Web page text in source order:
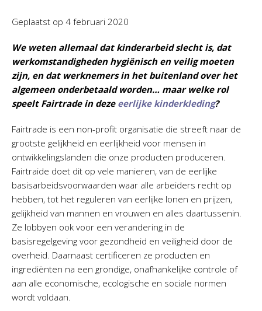
Geplaatst op 4 februari 2020
We weten allemaal dat kinderarbeid slecht is, dat
werkomstandigheden hygiënisch en veilig moeten
zijn, en dat werknemers in het buitenland over het
algemeen onderbetaald worden… maar welke rol
speelt Fairtrade in deze eerlijke kinderkleding?
Fairtrade is een non-profit organisatie die streeft naar de
grootste gelijkheid en eerlijkheid voor mensen in
ontwikkelingslanden die onze producten produceren.
Fairtraide doet dit op vele manieren, van de eerlijke
basisarbeidsvoorwaarden waar alle arbeiders recht op
hebben, tot het reguleren van eerlijke lonen en prijzen,
gelijkheid van mannen en vrouwen en alles daartussenin.
Ze lobbyen ook voor een verandering in de
basisregelgeving voor gezondheid en veiligheid door de
overheid. Daarnaast certificeren ze producten en
ingrediënten na een grondige, onafhankelijke controle of
aan alle economische, ecologische en sociale normen
wordt voldaan.